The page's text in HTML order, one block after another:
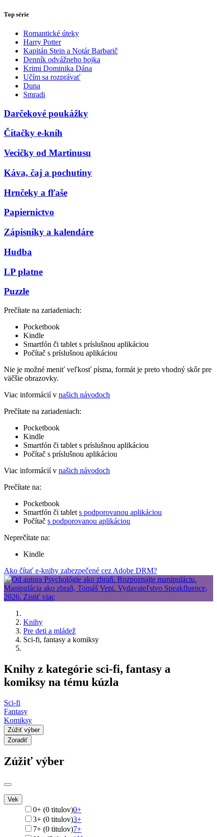
Top série
Romantické úteky
Harry Potter
Kapitán Stein a Notár Barbarič
Denník odvážneho bojka
Krimi Dominika Dána
Učím sa rozprávať
Duna
Smradi
Darčekové poukážky
Čítačky e-kníh
Vecičky od Martinusu
Káva, čaj a pochutiny
Hrnčeky a fľaše
Papiernictvo
Zápisníky a kalendáre
Hudba
LP platne
Puzzle
Prečítate na zariadeniach:
Pocketbook
Kindle
Smartfón či tablet s príslušnou aplikáciou
Počítač s príslušnou aplikáciou
Nie je možné meniť veľkosť písma, formát je preto vhodný skôr pre
väčšie obrazovky.
Viac informácií v našich návodoch
Prečítate na zariadeniach:
Pocketbook
Kindle
Smartfón či tablet s príslušnou aplikáciou
Počítač s príslušnou aplikáciou
Viac informácií v našich návodoch
Prečítate na:
Pocketbook
Smartfón či tablet s podporovanou aplikáciou
Počítač s podporovanou aplikáciou
Neprečítate na:
Kindle
Ako čítať e-knihy zabezpečené cez Adobe DRM?
Knihy
Pre deti a mládež
Sci-fi, fantasy a komiksy
Knihy z kategórie sci-fi, fantasy a
komiksy na tému kúzla
Sci-fi
Fantasy
Komiksy
Zúžiť výber
Zoradiť
Zúžiť výber
Vek
0+ (0 titulov)0+
3+ (0 titulov)3+
7+ (0 titulov)7+